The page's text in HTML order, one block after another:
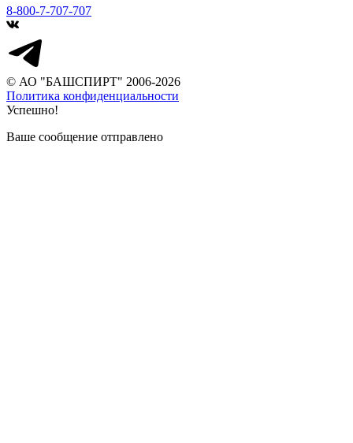
8-800-7-707-707
© АО "БАШСПИРТ" 2006-2026
Политика конфиденциальности
Успешно!
Ваше сообщение отправлено